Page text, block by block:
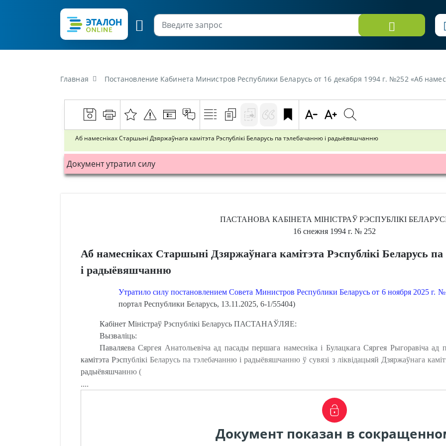
Главная Постановление Кабинета Министров Республики Беларусь от 16 декабря 1994 г. №252 «Аб намеснiках Старшынi Дзяржаўнага
Аб намесніках Старшыні Дзяржаўнага камітэта Рэспублікі Беларусь па тэлебачанню і радыёвяшчанню
Документ утратил силу
ПАСТАНОВА КАБІНЕТА МІНІСТРАЎ РЭСПУБЛІКІ
16 снежня 1994 г. № 252
Аб намесніках Старшыні Дзяржаўнага камітэта Рэспублікі Беларусь
і радыёвяшчанню
Утратило силу постановлением Совета Министров Республики Беларусь от 6 ноября 2025 г.
портал Республики Беларусь, 13.11.2025, 6-1/55404)
Кабінет Міністраў Рэспублікі Беларусь ПАСТАНАЎЛЯЕ:
Вызваліць:
Паваляева Сяргея Анатольевіча ад пасады першага намесніка і Булацкага Сяргея Рыгоравіча
камітэта Рэспублікі Беларусь па тэлебачанню і радыёвяшчанню ў сувязі з ліквідацыяй Дзяржаўнага
радыёвяшчанню (
....
Документ показан в